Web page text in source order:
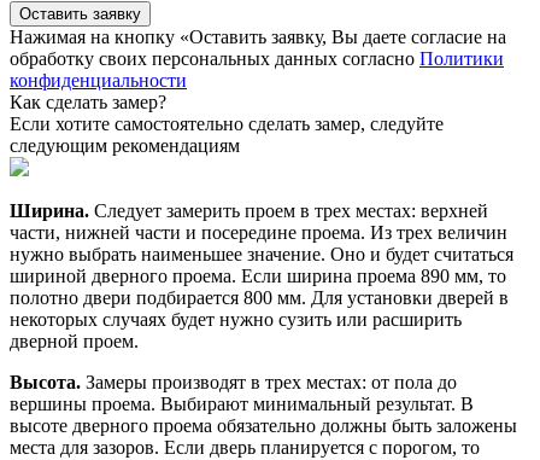
Нажимая на кнопку «Оставить заявку, Вы даете согласие на
обработку своих персональных данных согласно Политики
конфиденциальности
Как сделать замер?
Если хотите самостоятельно сделать замер, следуйте
следующим рекомендациям
Ширина. Следует замерить проем в трех местах: верхней
части, нижней части и посередине проема. Из трех величин
нужно выбрать наименьшее значение. Оно и будет считаться
шириной дверного проема. Если ширина проема 890 мм, то
полотно двери подбирается 800 мм. Для установки дверей в
некоторых случаях будет нужно сузить или расширить
дверной проем.
Высота. Замеры производят в трех местах: от пола до
вершины проема. Выбирают минимальный результат. В
высоте дверного проема обязательно должны быть заложены
места для зазоров. Если дверь планируется с порогом, то